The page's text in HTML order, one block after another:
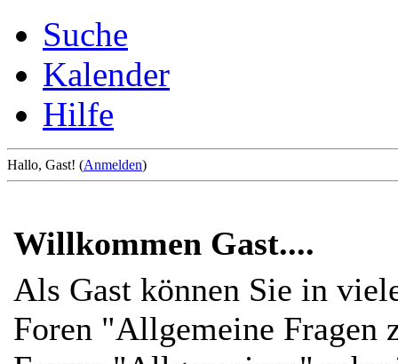
Suche
Kalender
Hilfe
Hallo, Gast! (Anmelden)
Willkommen Gast....
Als Gast können Sie in
Foren "Allgemeine